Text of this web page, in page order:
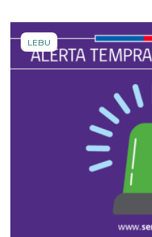
LEBU